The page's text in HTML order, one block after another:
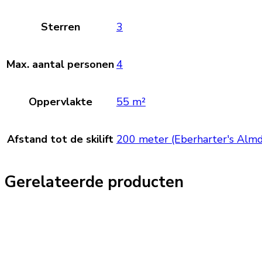
Sterren 3
Max. aantal personen4
Oppervlakte 55 m²
Afstand tot de skilift 200 meter (Eberharter's
Gerelateerde producten